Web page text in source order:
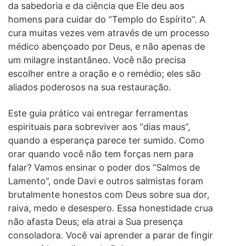
da sabedoria e da ciência que Ele deu aos
homens para cuidar do “Templo do Espírito”. A
cura muitas vezes vem através de um processo
médico abençoado por Deus, e não apenas de
um milagre instantâneo. Você não precisa
escolher entre a oração e o remédio; eles são
aliados poderosos na sua restauração.
Este guia prático vai entregar ferramentas
espirituais para sobreviver aos “dias maus”,
quando a esperança parece ter sumido. Como
orar quando você não tem forças nem para
falar? Vamos ensinar o poder dos “Salmos de
Lamento”, onde Davi e outros salmistas foram
brutalmente honestos com Deus sobre sua dor,
raiva, medo e desespero. Essa honestidade crua
não afasta Deus; ela atrai a Sua presença
consoladora. Você vai aprender a parar de fingir